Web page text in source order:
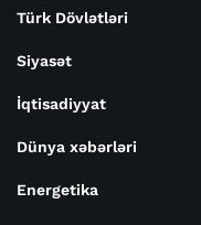
Türk Dövlətləri
Siyasət
İqtisadiyyat
Dünya xəbərləri
Energetika